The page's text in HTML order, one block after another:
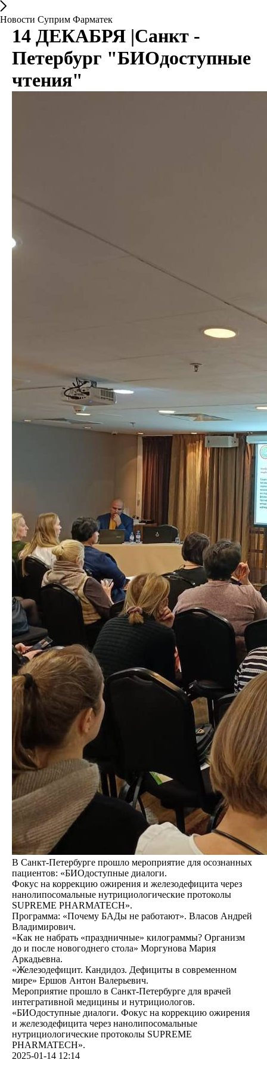
Новости Суприм Фарматек
14 ДЕКАБРЯ |Санкт -
Петербург "БИОдоступные
чтения"
В Санкт-Петербурге прошло мероприятие для осознанных
пациентов: «БИОдоступные диалоги.
Фокус на коррекцию ожирения и железодефицита через
нанолипосомальные нутрициологические протоколы
SUPREME PHARMATECH».
Программа: «Почему БАДы не работают». Власов Андрей
Владимирович.
«Как не набрать «праздничные» килограммы? Организм
до и после новогоднего стола» Моргунова Мария
Аркадьевна.
«Железодефицит. Кандидоз. Дефициты в современном
мире» Ершов Антон Валерьевич.
Мероприятие прошло в Санкт-Петербурге для врачей
интегративной медицины и нутрициологов.
«БИОдоступные диалоги. Фокус на коррекцию ожирения
и железодефицита через нанолипосомальные
нутрициологические протоколы SUPREME
PHARMATECH».
2025-01-14 12:14